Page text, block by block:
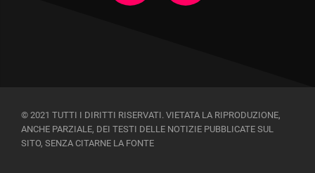
© 2021 TUTTI I DIRITTI RISERVATI. VIETATA LA RIPRODUZIONE,
ANCHE PARZIALE, DEI TESTI DELLE NOTIZIE PUBBLICATE SUL
SITO, SENZA CITARNE LA FONTE